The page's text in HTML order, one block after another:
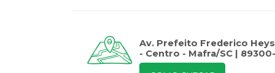
Av. Prefeito Frederico
- Centro - Mafra/SC |